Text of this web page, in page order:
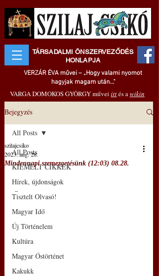
TÁRSADALMI ÖNSZERVEZŐDÉS
HONLAPJA
VERZÁR ÉVA művei – „Hogy valami nyomot
hagyjak magam után..."
VARGA DOMOKOS GYÖRGY művei ittés awikin
Bejegyzés
All Posts
KIEMELT CIKKEK
Hírek, újdonságok
Tisztelt Olvasó!
Magyar Idő
Új Történelem
Kultúra
Magyar Őstörténet
Kakukk
All Posts
Mindennapi szemezgetésünk (12:03) 08.28.
szilajcsiko
2023. aug. 28.
–